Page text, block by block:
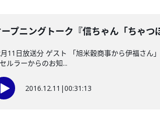
プニングトーク『信ちゃん「ちゃつ
11日放送分 ゲスト 「旭米穀商事から伊福さ
ルラーからのお知...
2016.12.11 |00:31:13